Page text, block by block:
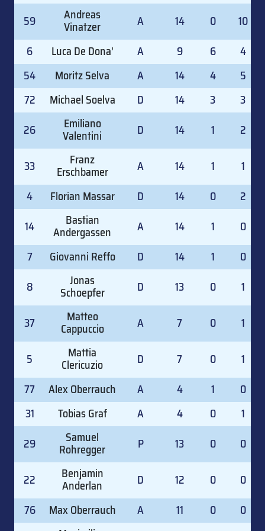
59 Andreas
Vinatzer A 14 0
10
6
Luca De Dona' A 9 6
4
54
Moritz Selva A 14 4
5
72
Michael Soelva D 14 3
3
26
Emiliano
Valentini D 14 1 2
33 Franz
Erschbamer A 14 1
1
4
Florian Massar D 14 0
2
14
Bastian
Andergassen A 14 1
0
7
Giovanni Reffo D 14 1
0
8
Jonas
Schoepfer D 13 0 1
37 Matteo
Cappuccio A 7 0 1
5 Mattia
Clericuzio D 7 0
1
77
Alex Oberrauch A 4 1
0
31
Tobias Graf A 4 0
1
29
Samuel
Rohregger P 13 0 0
22 Benjamin
Anderlan D 12 0
0
76
Max Oberrauch A 11 0
0